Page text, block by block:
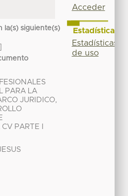
la(s) siguiente(s)
PARA LA
JURIDICO,
PARTE I
Acceder
Estadísticas
Estadísticas
de uso